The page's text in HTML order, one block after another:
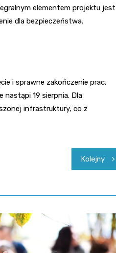
elementem projektu jest
dla bezpieczeństwa.
i sprawne zakończenie prac.
nastąpi 19 sierpnia. Dla
infrastruktury, co z
Kolejny